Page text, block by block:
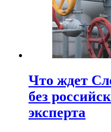
Что ждет
без
эксперта